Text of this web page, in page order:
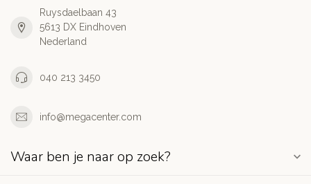
Ruysdaelbaan 43
5613 DX Eindhoven
Nederland
040 213 3450
info@megacenter.com
Waar ben je naar op zoek?